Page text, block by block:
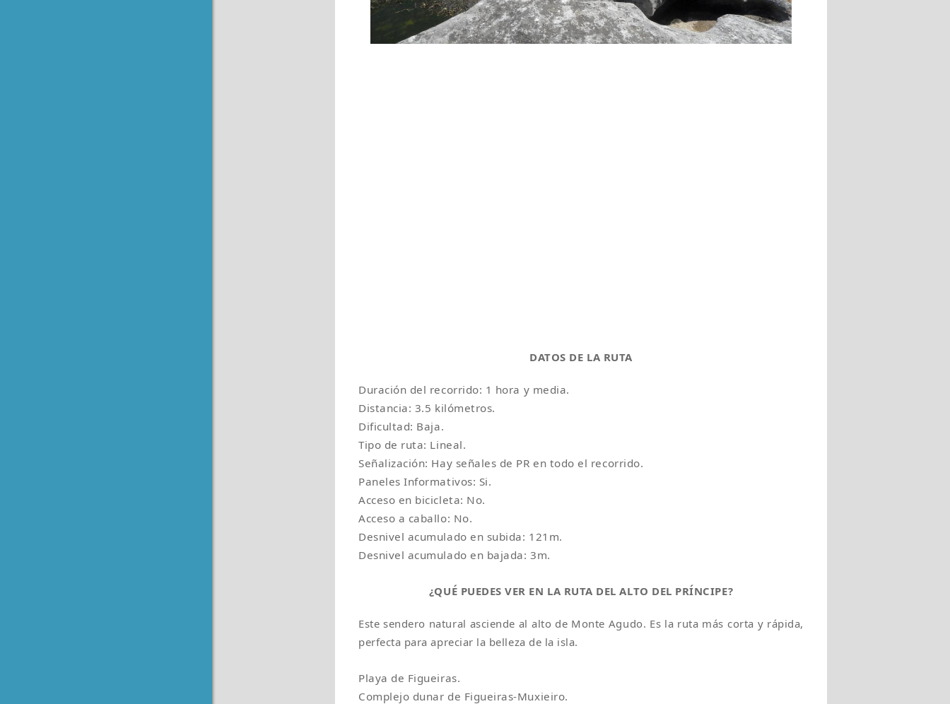
DATOS DE LA RUTA
Duración del recorrido: 1 hora y media.
Distancia: 3.5 kilómetros.
Dificultad: Baja.
Tipo de ruta: Lineal.
Señalización: Hay señales de PR en todo el recorrido.
Paneles Informativos: Si.
Acceso en bicicleta: No.
Acceso a caballo: No.
Desnivel acumulado en subida: 121m.
Desnivel acumulado en bajada: 3m.
¿QUÉ PUEDES VER EN LA RUTA DEL ALTO DEL PRÍNCIPE?
Este sendero natural asciende al alto de Monte Agudo. Es la ruta más corta y rápida,
perfecta para apreciar la belleza de la isla.
Playa de Figueiras.
Complejo dunar de Figueiras-Muxieiro.